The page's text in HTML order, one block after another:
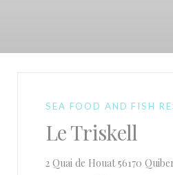
SEA FOOD AND FISH
Le Triskell
2 Quai de Houat 56170